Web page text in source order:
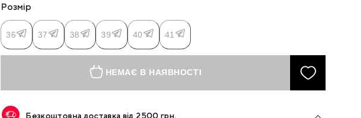
Розмір
36 37 38 39 40 41
НЕМАЄ В НАЯВНОСТІ
Безкоштовна доставка від 2500 грн.